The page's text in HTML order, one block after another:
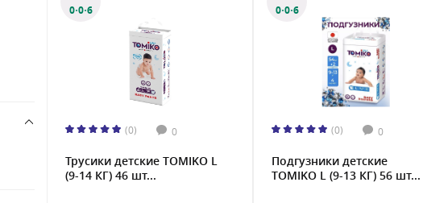
0·0·6
(0) 0
Трусики детские TOMIKO L
(9-14 КГ) 46 шт...
0·0·6
(0) 0
Подгузники детские
TOMIKO L (9-13 КГ) 56 шт...